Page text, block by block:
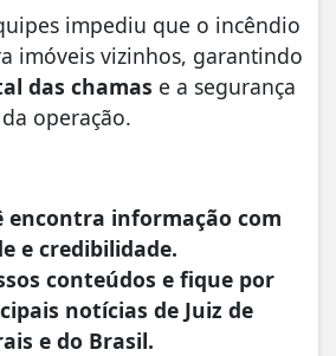
impediu que o incêndio
imóveis vizinhos, garantindo
das chamas e a segurança
operação.
encontra informação com
e credibilidade.
conteúdos e fique por
notícias de Juiz de
e do Brasil.